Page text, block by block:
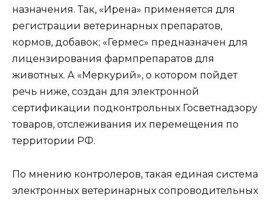
назначения. Так, «Ирена» применяется для
регистрации ветеринарных препаратов,
кормов, добавок; «Гермес» предназначен для
лицензирования фармпрепаратов для
животных. А «Меркурий», о котором пойдет
речь ниже, создан для электронной
сертификации подконтрольных Госветнадзору
товаров, отслеживания их перемещения по
территории РФ.
По мнению контролеров, такая единая система
электронных ветеринарных сопроводительных